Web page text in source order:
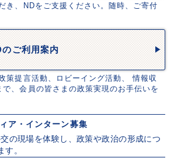
き、NDをご支援ください。随時、ご寄付
のご利用案内
策提言活動、ロビーイング活動、 情報収
、会員の皆さまの政策実現のお手伝いを
ア・インターン募集
の現場を体験し、政策や政治の形成につ
。